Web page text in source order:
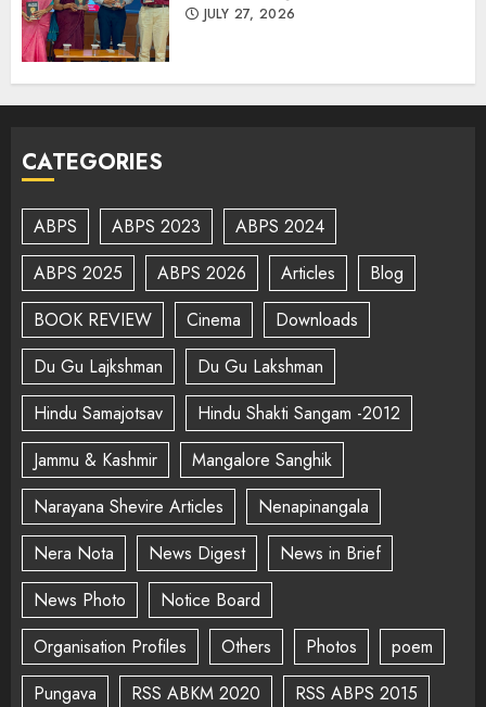
JULY 27, 2026
CATEGORIES
ABPS ABPS 2023
ABPS 2024
ABPS 2025
ABPS 2026 Articles
Blog
BOOK REVIEW
Cinema
Downloads
Du Gu Lajkshman
Du Gu Lakshman
Hindu Samajotsav
Hindu Shakti Sangam -2012
Jammu & Kashmir
Mangalore Sanghik
Narayana Shevire Articles
Nenapinangala
Nera Nota
News Digest
News in Brief
News Photo
Notice Board
Organisation Profiles
Others Photos
poem
Pungava
RSS ABKM 2020
RSS ABPS 2015